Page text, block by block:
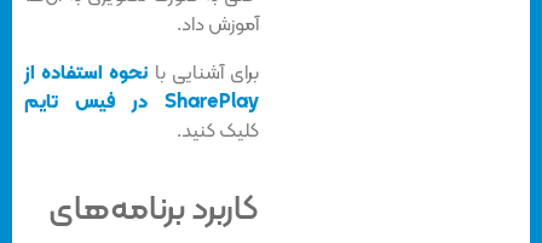
آموزش داد.
برای آشنایی بانحوه استفاده از
SharePlay در فیس تایم
کلیک کنید.
کاربرد برنامه‌های